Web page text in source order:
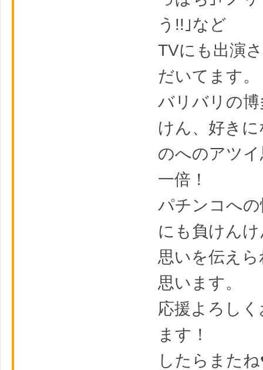
う!!｣など
TVにも出演
だいてます。
バリバリの
けん、好き
のへのアツ
一倍！
パチンコへ
にも負けん
思いを伝え
思います。
応援よろし
ます！
したらまた